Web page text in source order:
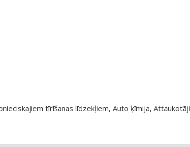
tīrīšanas līdzekļiem, Auto ķīmija, Attaukotāji